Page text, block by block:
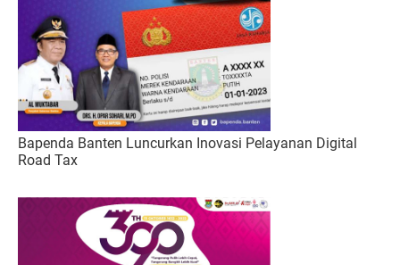
Bapenda Banten Luncurkan Inovasi Pelayanan Digital
Road Tax